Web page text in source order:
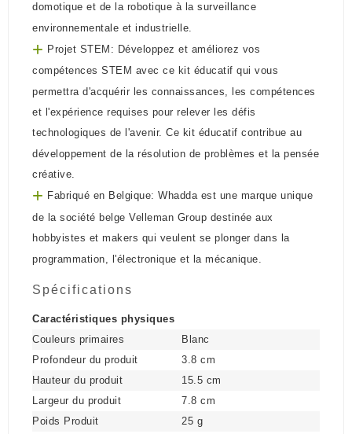
domotique et de la robotique à la surveillance
environnementale et industrielle.
+ Projet STEM: Développez et améliorez vos
compétences STEM avec ce kit éducatif qui vous
permettra d'acquérir les connaissances, les compétences
et l'expérience requises pour relever les défis
technologiques de l'avenir. Ce kit éducatif contribue au
développement de la résolution de problèmes et la pensée
créative.
+ Fabriqué en Belgique: Whadda est une marque unique
de la société belge Velleman Group destinée aux
hobbyistes et makers qui veulent se plonger dans la
programmation, l'électronique et la mécanique.
Spécifications
Caractéristiques physiques
Couleurs primaires
Blanc
Profondeur du produit
3.8 cm
Hauteur du produit
15.5 cm
Largeur du produit
7.8 cm
Poids Produit
25 g